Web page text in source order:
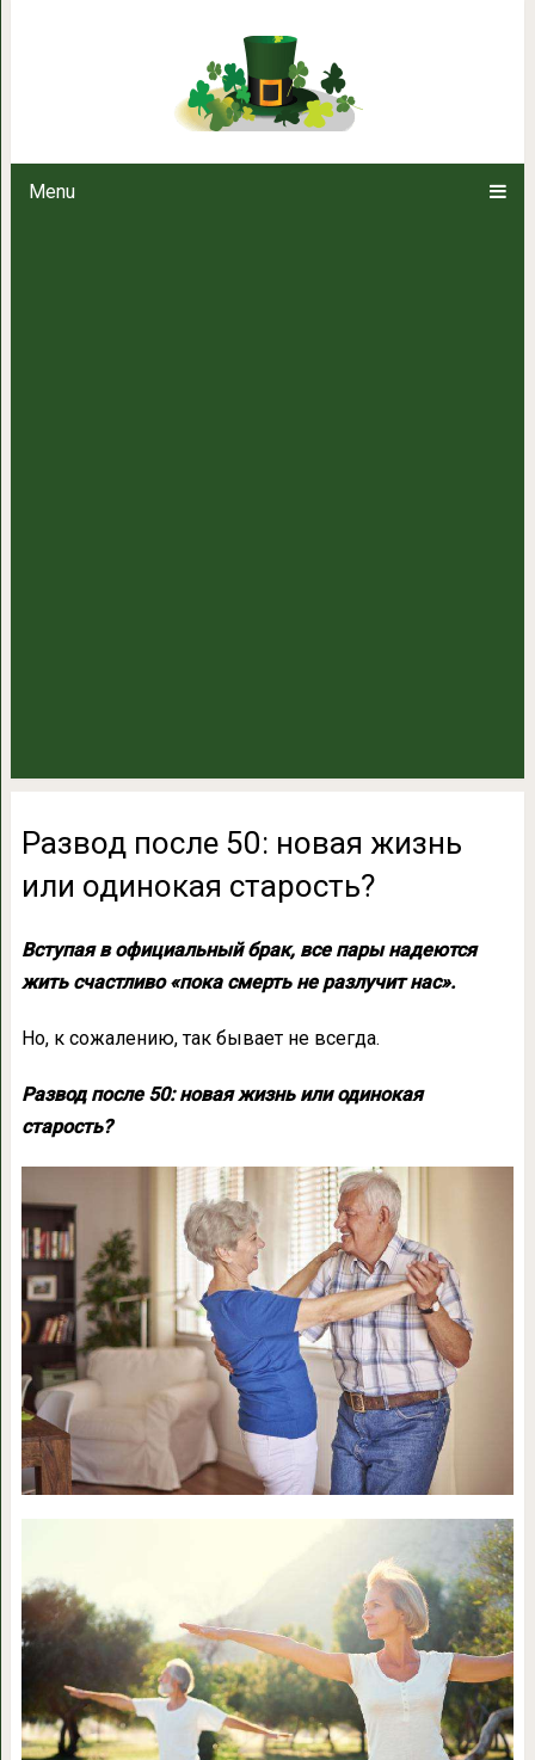
Menu
Развод после 50: новая
Развод после 50: новая жизнь
или одинокая старость?
Вступая в официальный брак, все пары надеются
жить счастливо «пока смерть не разлучит нас».
Но, к сожалению, так бывает не всегда.
Развод после 50: новая жизнь или одинокая
старость?